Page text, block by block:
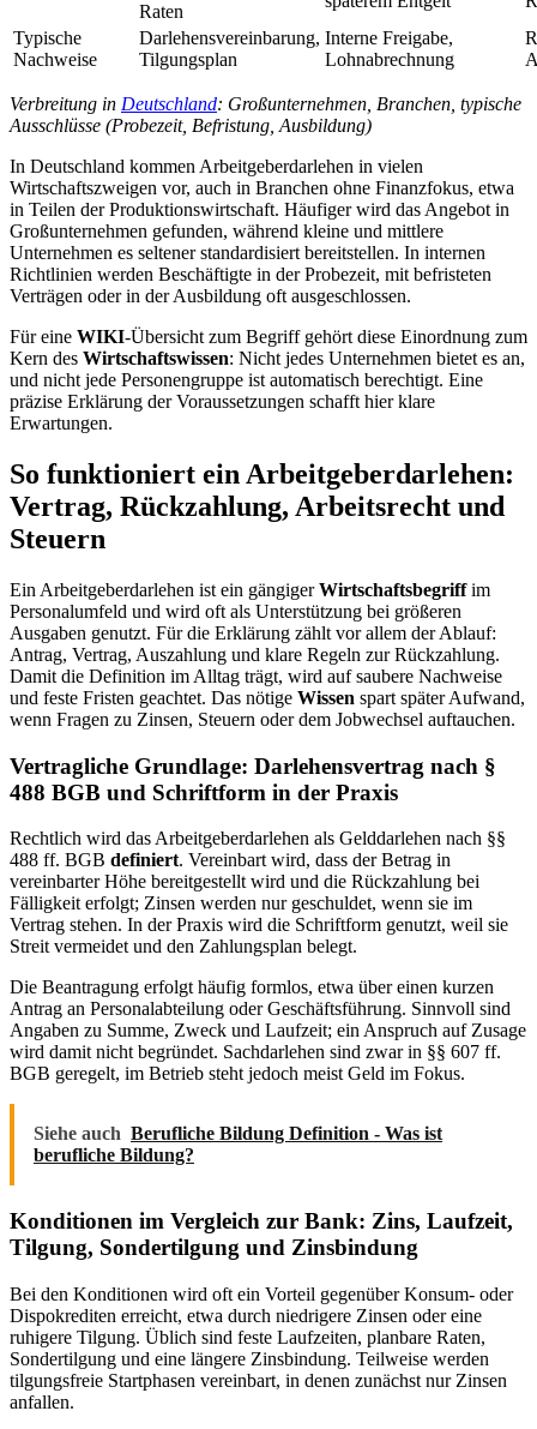
Raten
Typische
Nachweise
Darlehensvereinbarung,
Tilgungsplan
Interne Freigabe,
Lohnabrechnung
Verbreitung in Deutschland: Großunternehmen, Branchen, typische
Ausschlüsse (Probezeit, Befristung, Ausbildung)
In Deutschland kommen Arbeitgeberdarlehen in vielen
Wirtschaftszweigen vor, auch in Branchen ohne Finanzfokus, etwa
in Teilen der Produktionswirtschaft. Häufiger wird das Angebot in
Großunternehmen gefunden, während kleine und mittlere
Unternehmen es seltener standardisiert bereitstellen. In internen
Richtlinien werden Beschäftigte in der Probezeit, mit befristeten
Verträgen oder in der Ausbildung oft ausgeschlossen.
Für eine WIKI-Übersicht zum Begriff gehört diese Einordnung zum
Kern des Wirtschaftswissen: Nicht jedes Unternehmen bietet es an,
und nicht jede Personengruppe ist automatisch berechtigt. Eine
präzise Erklärung der Voraussetzungen schafft hier klare
Erwartungen.
So funktioniert ein Arbeitgeberdarlehen:
Vertrag, Rückzahlung, Arbeitsrecht und
Steuern
Ein Arbeitgeberdarlehen ist ein gängigerWirtschaftsbegriffim
Personalumfeld und wird oft als Unterstützung bei größeren
Ausgaben genutzt. Für die Erklärung zählt vor allem der Ablauf:
Antrag, Vertrag, Auszahlung und klare Regeln zur Rückzahlung.
Damit die Definition im Alltag trägt, wird auf saubere Nachweise
und feste Fristen geachtet. Das nötige Wissen spart später Aufwand,
wenn Fragen zu Zinsen, Steuern oder dem Jobwechsel auftauchen.
Vertragliche Grundlage: Darlehensvertrag nach §
488 BGB und Schriftform in der Praxis
Rechtlich wird das Arbeitgeberdarlehen als Gelddarlehen nach §§
488 ff. BGB definiert. Vereinbart wird, dass der Betrag in
vereinbarter Höhe bereitgestellt wird und die Rückzahlung bei
Fälligkeit erfolgt; Zinsen werden nur geschuldet, wenn sie im
Vertrag stehen. In der Praxis wird die Schriftform genutzt, weil sie
Streit vermeidet und den Zahlungsplan belegt.
Die Beantragung erfolgt häufig formlos, etwa über einen kurzen
Antrag an Personalabteilung oder Geschäftsführung. Sinnvoll sind
Angaben zu Summe, Zweck und Laufzeit; ein Anspruch auf Zusage
wird damit nicht begründet. Sachdarlehen sind zwar in §§ 607 ff.
BGB geregelt, im Betrieb steht jedoch meist Geld im Fokus.
Siehe auch Berufliche Bildung Definition - Was ist
berufliche Bildung?
Konditionen im Vergleich zur Bank: Zins, Laufzeit,
Tilgung, Sondertilgung und Zinsbindung
Bei den Konditionen wird oft ein Vorteil gegenüber Konsum- oder
Dispokrediten erreicht, etwa durch niedrigere Zinsen oder eine
ruhigere Tilgung. Üblich sind feste Laufzeiten, planbare Raten,
Sondertilgung und eine längere Zinsbindung. Teilweise werden
tilgungsfreie Startphasen vereinbart, in denen zunächst nur Zinsen
anfallen.